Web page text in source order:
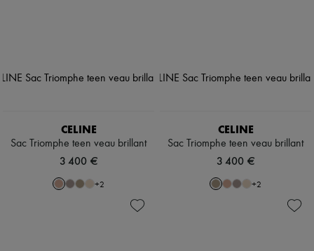
CELINE
Sac Triomphe teen veau brillant
3 400 €
+2
CELINE
Sac Triomphe teen veau brillant
3 400 €
+2